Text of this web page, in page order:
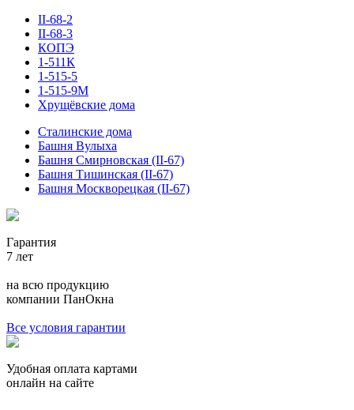
II-68-2
II-68-3
КОПЭ
1-511К
1-515-5
1-515-9М
Хрущёвские дома
Сталинские дома
Башня Вулыха
Башня Смирновская (II-67)
Башня Тишинская (II-67)
Башня Москворецкая (II-67)
Гарантия
7 лет
на всю продукцию
компании ПанОкна
Все условия гарантии
Удобная оплата картами
онлайн на сайте